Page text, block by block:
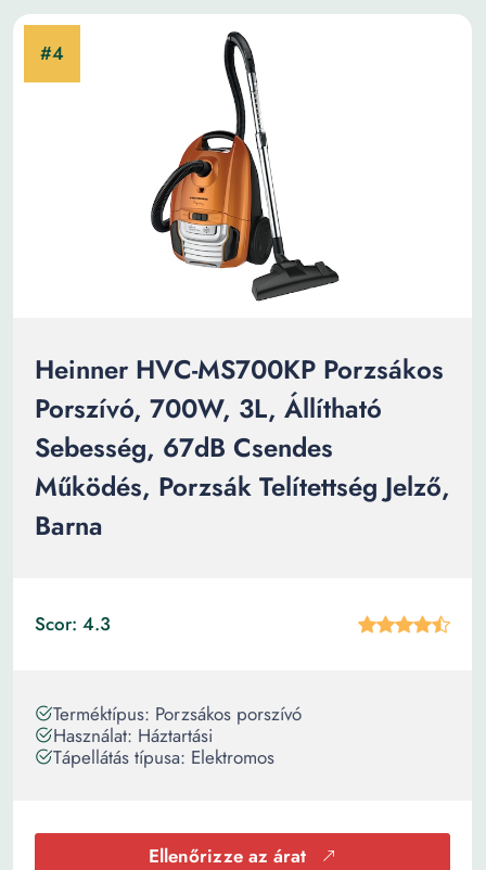
Heinner HVC-MS700KP Porzsákos
Porszívó, 700W, 3L, Állítható
Sebesség, 67dB Csendes
Működés, Porzsák Telítettség Jelző,
Barna
Scor: 4.3
Terméktípus: Porzsákos porszívó
Használat: Háztartási
Tápellátás típusa: Elektromos
Ellenőrizze az árat